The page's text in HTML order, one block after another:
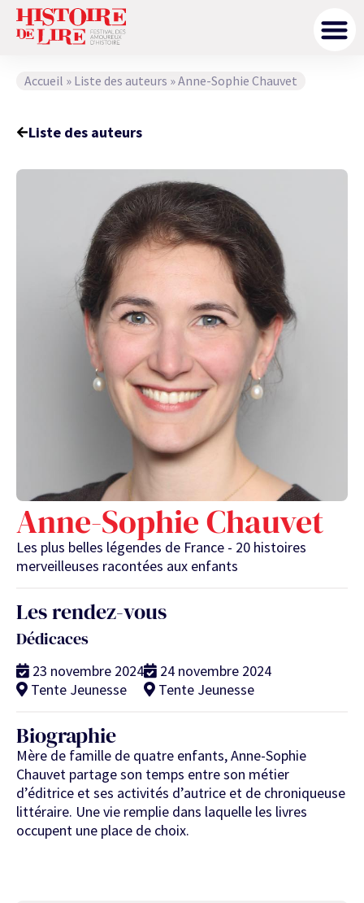
Accueil » Liste des auteurs »Anne-Sophie Chauvet
Liste des auteurs
Anne-Sophie Chauvet
Les plus belles légendes de France - 20 histoires
merveilleuses racontées aux enfants
Les rendez-vous
Dédicaces
23 novembre 2024
Tente Jeunesse
24 novembre 2024
Tente Jeunesse
Biographie
Mère de famille de quatre enfants, Anne-Sophie
Chauvet partage son temps entre son métier
d’éditrice et ses activités d’autrice et de chroniqueuse
littéraire. Une vie remplie dans laquelle les livres
occupent une place de choix.